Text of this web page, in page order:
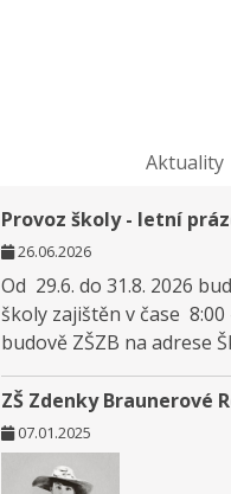
Aktuality
Provoz školy - letní
26.06.2026
Od 29.6. do 31.8. 2026
školy zajištěn v čase 8:00
budově ZŠZB na adrese
ZŠ Zdenky Braunerové
07.01.2025